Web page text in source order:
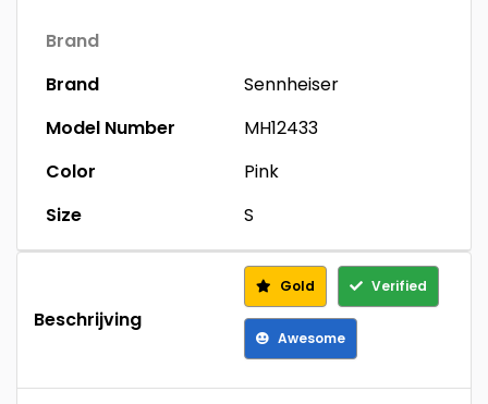
Brand
Brand
Sennheiser
Model Number
MH12433
Color
Pink
Size
S
Beschrijving
Gold Verified
Awesome